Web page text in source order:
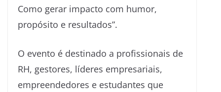
Como gerar impacto com humor,
propósito e resultados”.
O evento é destinado a profissionais de
RH, gestores, líderes empresariais,
empreendedores e estudantes que